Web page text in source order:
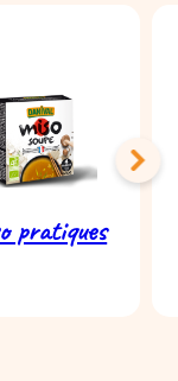
pratiques